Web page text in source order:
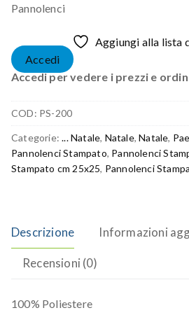
Pannolenci
Aggiungi alla lista
Accedi
Accedi per vedere i prezzi e
COD: PS-200
Categorie:... Natale, Natale,Natale,
Pannolenci Stampato, Pannolenci
Stampato cm 25x25, Pannolenci
Descrizione Informazioni
Recensioni (0)
100% Poliestere